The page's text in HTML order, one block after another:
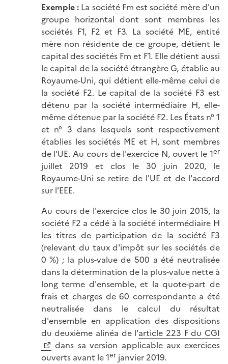
Exemple : La société Fm est société mère d'un
groupe horizontal dont sont membres les
sociétés F1, F2 et F3. La société ME, entité
mère non résidente de ce groupe, détient le
capital des sociétés Fm et F1. Elle détient aussi
le capital de la société étrangère G, établie au
Royaume-Uni, qui détient elle-même celui de
la société F2. Le capital de la société F3 est
détenu par la société intermédiaire H, elle-
même détenue par la société F2. Les États n° 1
et n° 3 dans lesquels sont respectivement
établies les sociétés ME et H, sont membres
de l'UE. Au cours de l'exercice N, ouvert le 1er
juillet 2019 et clos le 30 juin 2020, le
Royaume-Uni se retire de l'UE et de l'accord
sur l'EEE.
Au cours de l'exercice clos le 30 juin 2015, la
société F2 a cédé à la société intermédiaire H
les titres de participation de la société F3
(relevant du taux d'impôt sur les sociétés de
0 %) ; la plus-value de 500 a été neutralisée
dans la détermination de la plus-value nette à
long terme d'ensemble, et la quote-part de
frais et charges de 60 correspondante a été
neutralisée dans le calcul du résultat
d'ensemble en application des dispositions
du deuxième alinéa de l'article 223 F du CGI
dans sa version applicable aux exercices
ouverts avant le 1erjanvier 2019.